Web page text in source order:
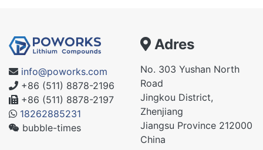
info@poworks.com
+86 (511) 8878-2196
+86 (511) 8878-2197
18262885231
bubble-times
Adres
No. 303 Yushan North
Road
Jingkou District,
Zhenjiang
Jiangsu Province 212000
China